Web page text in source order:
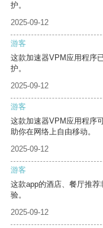
护。
2025-09-12
游客
这款加速器VPM应用程序
护。
2025-09-12
游客
这款加速器VPM应用程序
助你在网络上自由移动。
2025-09-12
游客
这款app的酒店、餐厅推
验。
2025-09-12